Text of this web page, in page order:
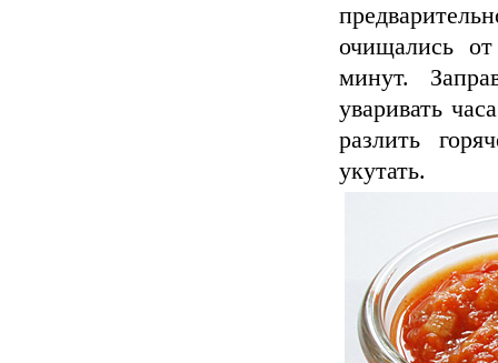
очищались
минут.
уваривать
разлить
укутать.